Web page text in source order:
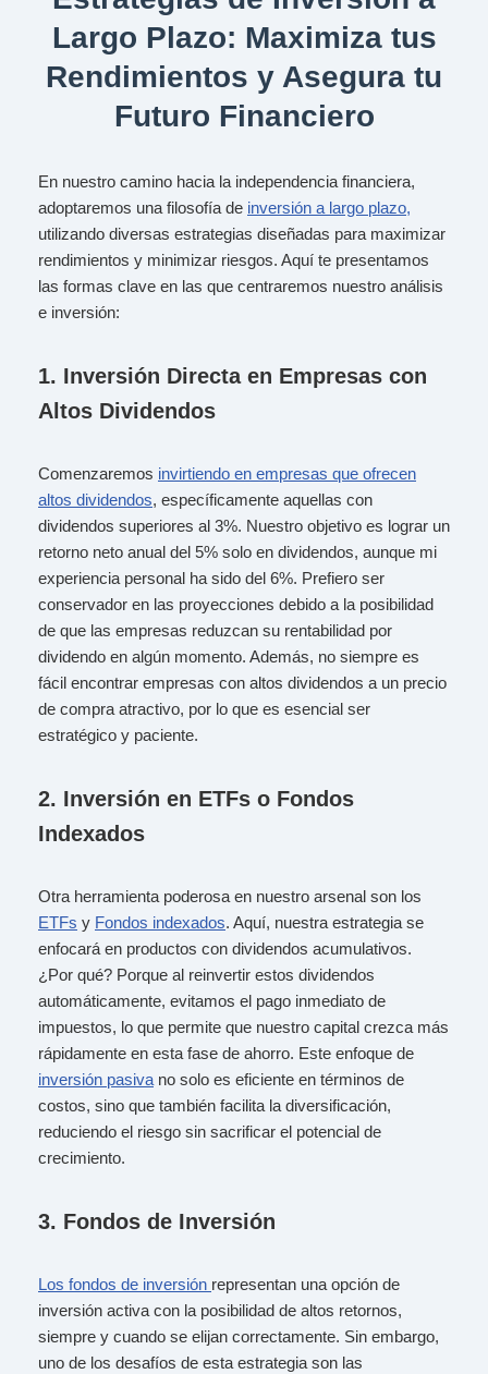
Largo Plazo: Maximiza tus
Rendimientos y Asegura tu
Futuro Financiero
En nuestro camino hacia la independencia financiera,
adoptaremos una filosofía de inversión a largo plazo,
utilizando diversas estrategias diseñadas para maximizar
rendimientos y minimizar riesgos. Aquí te presentamos
las formas clave en las que centraremos nuestro análisis
e inversión:
1. Inversión Directa en Empresas con
Altos Dividendos
Comenzaremos invirtiendo en empresas que ofrecen
altos dividendos, específicamente aquellas con
dividendos superiores al 3%. Nuestro objetivo es lograr un
retorno neto anual del 5% solo en dividendos, aunque mi
experiencia personal ha sido del 6%. Prefiero ser
conservador en las proyecciones debido a la posibilidad
de que las empresas reduzcan su rentabilidad por
dividendo en algún momento. Además, no siempre es
fácil encontrar empresas con altos dividendos a un precio
de compra atractivo, por lo que es esencial ser
estratégico y paciente.
2. Inversión en ETFs o Fondos
Indexados
Otra herramienta poderosa en nuestro arsenal son los
ETFs y Fondos indexados. Aquí, nuestra estrategia se
enfocará en productos con dividendos acumulativos.
¿Por qué? Porque al reinvertir estos dividendos
automáticamente, evitamos el pago inmediato de
impuestos, lo que permite que nuestro capital crezca más
rápidamente en esta fase de ahorro. Este enfoque de
inversión pasiva no solo es eficiente en términos de
costos, sino que también facilita la diversificación,
reduciendo el riesgo sin sacrificar el potencial de
crecimiento.
3. Fondos de Inversión
Los fondos de inversión representan una opción de
inversión activa con la posibilidad de altos retornos,
siempre y cuando se elijan correctamente. Sin embargo,
uno de los desafíos de esta estrategia son las